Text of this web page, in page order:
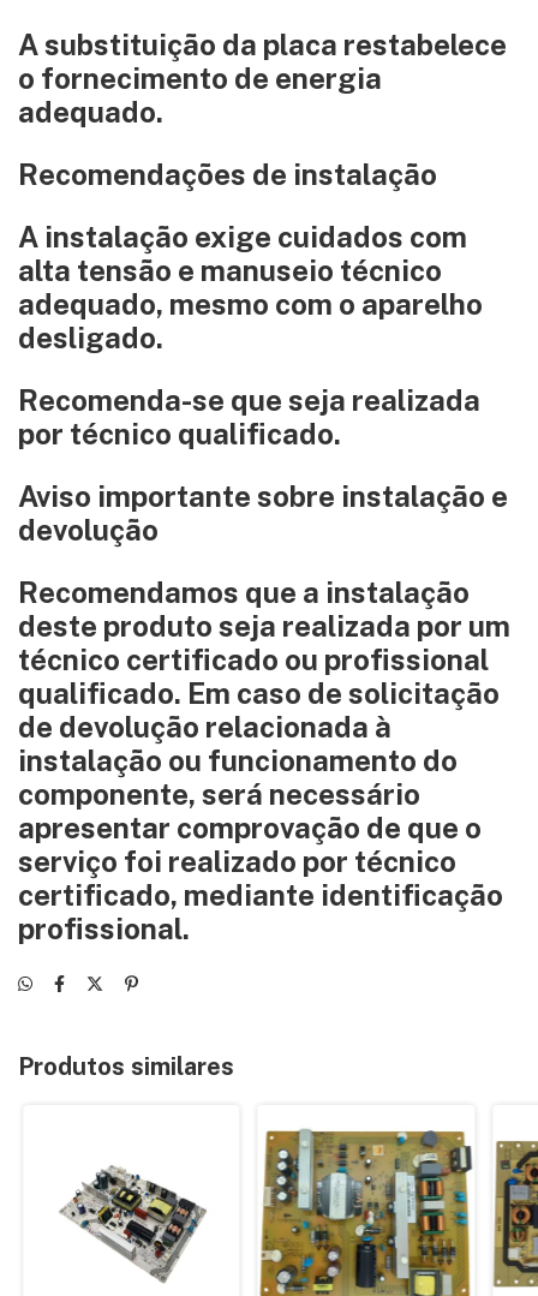
A substituição da placa restabelece
o fornecimento de energia
adequado.
Recomendações de instalação
A instalação exige cuidados com
alta tensão e manuseio técnico
adequado, mesmo com o aparelho
desligado.
Recomenda-se que seja realizada
por técnico qualificado.
Aviso importante sobre instalação e
devolução
Recomendamos que a instalação
deste produto seja realizada por um
técnico certificado ou profissional
qualificado. Em caso de solicitação
de devolução relacionada à
instalação ou funcionamento do
componente, será necessário
apresentar comprovação de que o
serviço foi realizado por técnico
certificado, mediante identificação
profissional.
Produtos similares